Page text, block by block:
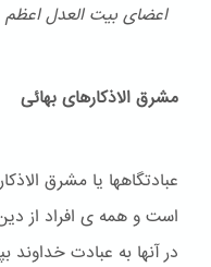
اعضای بیت العدل اعظم
مشرق الاذکارهای بهائی
عبادتگاهها یا مشرق
است و همه ی افراد از
در آنها به عبادت خداوند